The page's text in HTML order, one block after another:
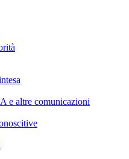
e altre comunicazioni